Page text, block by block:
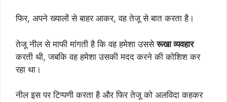
फिर, अपने ख्यालों से बाहर आकर, वह तेजू से बात करता है।
तेजू नील से माफी मांगती है कि वह हमेशा उससेरूखा व्यवहार
करती थी, जबकि वह हमेशा उसकी मदद करने की कोशिश कर
रहा था।
नील इस पर टिप्पणी करता है और फिर तेजू को अलविदा कहकर